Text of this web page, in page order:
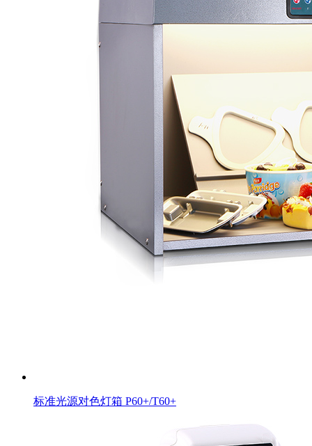
标准光源对色灯箱 P60+/T60+